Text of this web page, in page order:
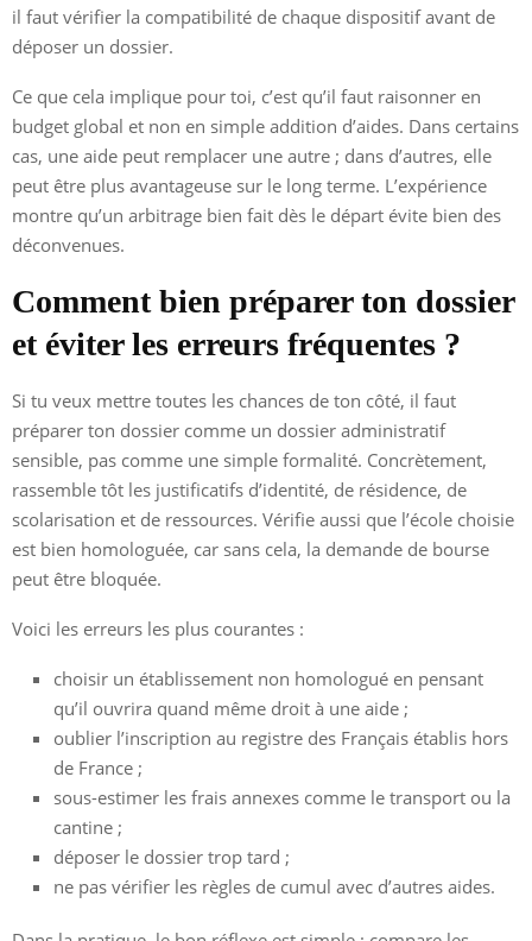
il faut vérifier la compatibilité de chaque dispositif avant de
déposer un dossier.
Ce que cela implique pour toi, c’est qu’il faut raisonner en
budget global et non en simple addition d’aides. Dans certains
cas, une aide peut remplacer une autre ; dans d’autres, elle
peut être plus avantageuse sur le long terme. L’expérience
montre qu’un arbitrage bien fait dès le départ évite bien des
déconvenues.
Comment bien préparer ton dossier
et éviter les erreurs fréquentes ?
Si tu veux mettre toutes les chances de ton côté, il faut
préparer ton dossier comme un dossier administratif
sensible, pas comme une simple formalité. Concrètement,
rassemble tôt les justificatifs d’identité, de résidence, de
scolarisation et de ressources. Vérifie aussi que l’école choisie
est bien homologuée, car sans cela, la demande de bourse
peut être bloquée.
Voici les erreurs les plus courantes :
choisir un établissement non homologué en pensant
qu’il ouvrira quand même droit à une aide ;
oublier l’inscription au registre des Français établis hors
de France ;
sous-estimer les frais annexes comme le transport ou la
cantine ;
déposer le dossier trop tard ;
ne pas vérifier les règles de cumul avec d’autres aides.